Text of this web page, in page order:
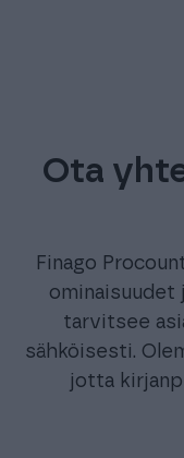
Ota
Finago
tarvitsee
sähköisesti.
jotta